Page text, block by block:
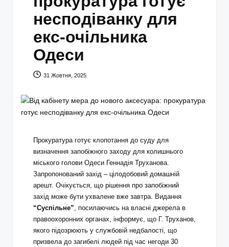
несподіванку для
екс-очільника
Одеси
31 Жовтня, 2025
Прокуратура готує клопотання до суду для
визначення запобіжного заходу для колишнього
міського голови Одеси Геннадія Труханова.
Запропонований захід – цілодобовий домашній
арешт. Очікується, що рішення про запобіжний
захід може бути ухвалене вже завтра. Видання
“Суспільне”, посилаючись на власні джерела в
правоохоронних органах, інформує, що Г. Труханов,
якого підозрюють у службовій недбалості, що
призвела до загибелі людей під час негоди 30